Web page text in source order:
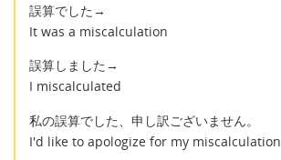
誤算でした→
It was a miscalculation
誤算しました→
I miscalculated
私の誤算でした、申し訳ございません。
I'd like to apologize for my miscalculation.